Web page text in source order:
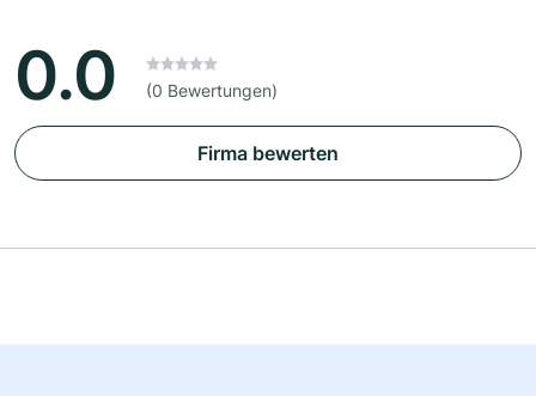
0.0 (0 Bewertungen)
Firma bewerten